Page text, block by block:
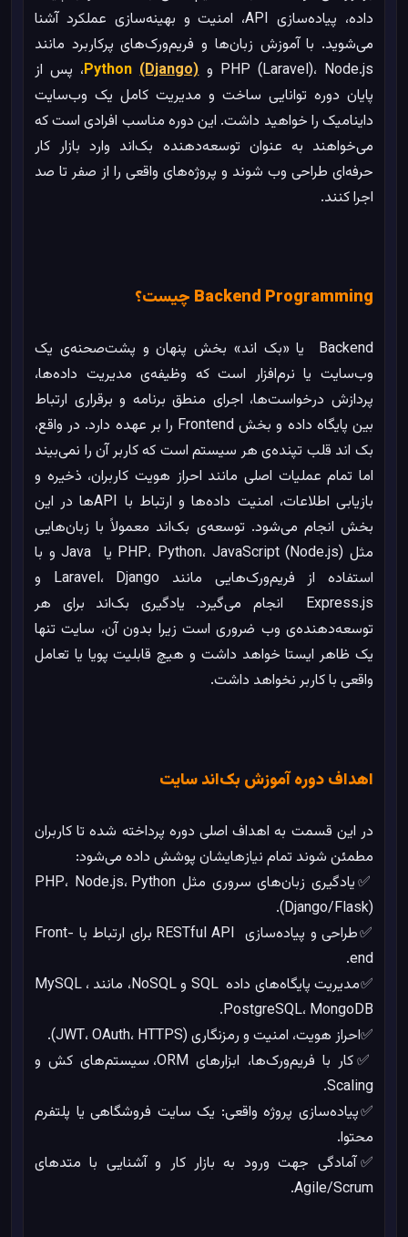
داده، پیاده‌سازی API، امنیت و بهینه‌سازی عملکرد آشنا
می‌شوید. با آموزش زبان‌ها و فریم‌ورک‌های پرکاربرد مانند
PHP (Laravel)، Node.js و
Python (Django)
، پس از
پایان دوره توانایی ساخت و مدیریت کامل یک وب‌سایت
داینامیک را خواهید داشت. این دوره مناسب افرادی است که
می‌خواهند به عنوان توسعه‌دهنده بک‌اند وارد بازار کار
حرفه‌ای طراحی وب شوند و پروژه‌های واقعی را از صفر تا صد
اجرا کنند.
Backend Programming چیست؟
Backend یا «بک ‌اند» بخش پنهان و پشت‌صحنه‌ی یک
وب‌سایت یا نرم‌افزار است که وظیفه‌ی مدیریت داده‌ها،
پردازش درخواست‌ها، اجرای منطق برنامه و برقراری ارتباط
بین پایگاه داده و بخش Frontend را بر عهده دارد. در واقع،
بک‌ اند قلب تپنده‌ی هر سیستم است که کاربر آن را نمی‌بیند
اما تمام عملیات اصلی مانند احراز هویت کاربران، ذخیره و
بازیابی اطلاعات، امنیت داده‌ها و ارتباط با APIها در این
بخش انجام می‌شود. توسعه‌ی بک‌اند معمولاً با زبان‌هایی
مثل PHP، Python، JavaScript (Node.js) یا Java و با
استفاده از فریم‌ورک‌هایی مانند Laravel، Django و
Express.js انجام می‌گیرد. یادگیری بک‌اند برای هر
توسعه‌دهنده‌ی وب ضروری است زیرا بدون آن، سایت تنها
یک ظاهر ایستا خواهد داشت و هیچ قابلیت پویا یا تعامل
واقعی با کاربر نخواهد داشت.
اهداف دوره آموزش بک‌اند سایت
در این قسمت به اهداف اصلی دوره پرداخته شده تا کاربران
مطمئن شوند تمام نیازهایشان پوشش داده می‌شود:
✅یادگیری زبان‌های سروری مثل PHP، Node.js، Python
(Django/Flask).
✅طراحی و پیاده‌سازی RESTful API برای ارتباط با Front-
end.
✅مدیریت پایگاه‌های داده SQL و NoSQL، مانند MySQL ،
PostgreSQL، MongoDB.
✅احراز هویت، امنیت و رمزنگاری (JWT، OAuth، HTTPS).
✅کار با فریم‌ورک‌ها، ابزارهای ORM، سیستم‌های کش و
Scaling.
✅پیاده‌سازی پروژه واقعی: یک سایت فروشگاهی یا پلتفرم
محتوا.
✅آمادگی جهت ورود به بازار کار و آشنایی با متدهای
Agile/Scrum.